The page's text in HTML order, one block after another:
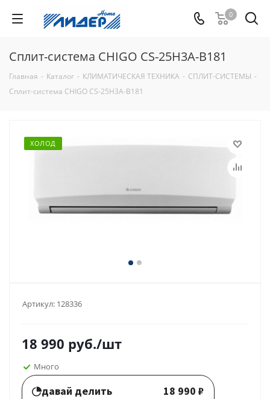
0
Сплит-система CHIGO CS-25H3A-B181
Главная - Каталог - КЛИМАТИЧЕСКАЯ ТЕХНИКА - СПЛИТ-СИСТЕМЫ -
Сплит-система CHIGO CS-25H3A-B181
ХОЛОД
Артикул: 128336
18 990 руб./шт
Много
давай делить 18 990 ₽